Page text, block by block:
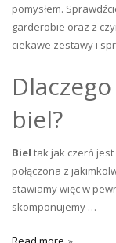
pomysłem.
garderobie oraz z
ciekawe zestawy i
biel?
Biel tak jak czerń
połączona z
stawiamy więc w
skomponujemy …